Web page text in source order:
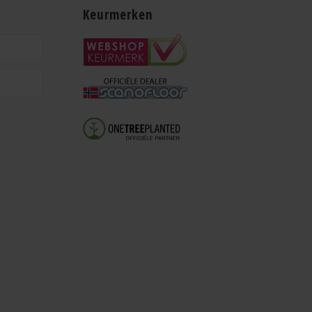
Keurmerken